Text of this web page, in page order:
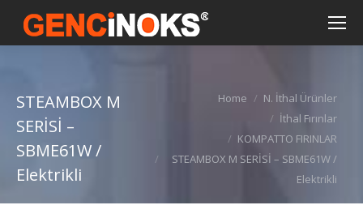
STEAMBOX M
SERİSİ –
SBME61W /
Elektrikli
Home
N. İthal Ürünler
İthal Fırınlar
KOMPATTO FIRINLAR
STEAMBOX M SERİSİ – SBME61W /
Elektrikli